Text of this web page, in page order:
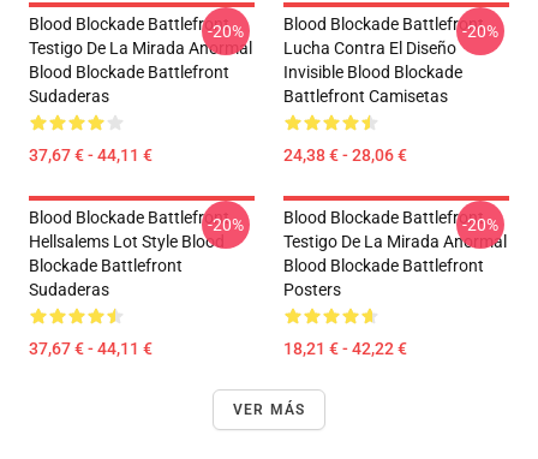
Blood Blockade Battlefront
Testigo De La Mirada Anormal
Blood Blockade Battlefront
Sudaderas
37,67 € - 44,11 €
-20%
Blood Blockade Battlefront
Lucha Contra El Diseño
Invisible Blood Blockade
Battlefront Camisetas
24,38 € - 28,06 €
-20%
Blood Blockade Battlefront
Hellsalems Lot Style Blood
Blockade Battlefront
Sudaderas
37,67 € - 44,11 €
-20%
Blood Blockade Battlefront
Testigo De La Mirada Anormal
Blood Blockade Battlefront
Posters
18,21 € - 42,22 €
-20%
VER MÁS